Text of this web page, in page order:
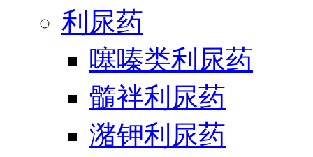
利尿药
噻嗪类利尿药
髓袢利尿药
潴钾利尿药